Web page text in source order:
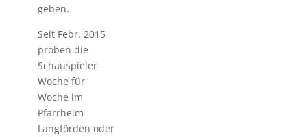
geben.
Seit Febr. 2015
proben die
Schauspieler
Woche für
Woche im
Pfarrheim
Langförden oder